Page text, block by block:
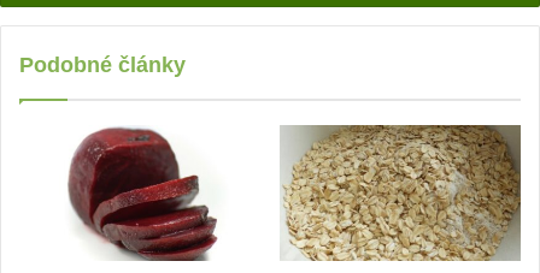
d
jPodobné články